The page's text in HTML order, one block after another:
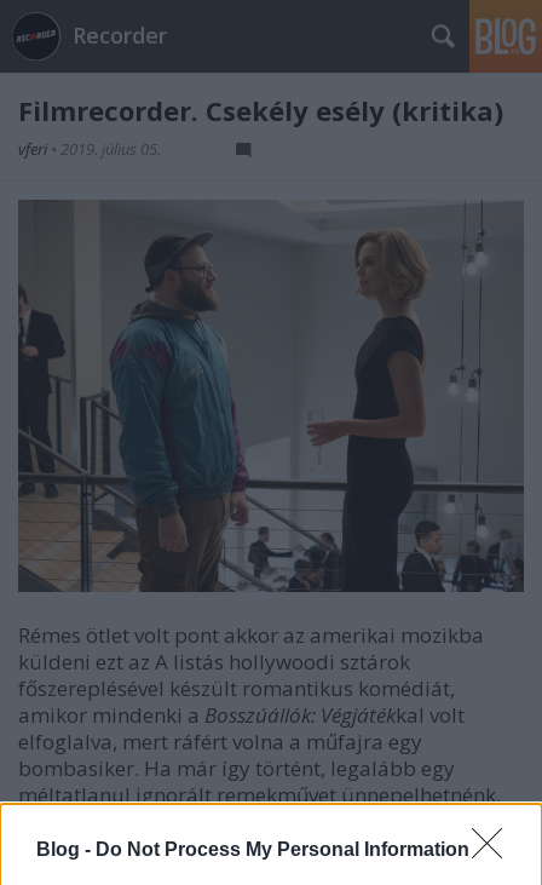
Blog - Do Not Process My Personal Information
Recorder
Filmrecorder. Csekély esély (kritika)
vferi • 2019. július 05.
Rémes ötlet volt pont akkor az amerikai mozikba
küldeni ezt az A listás hollywoodi sztárok
főszereplésével készült romantikus komédiát,
amikor mindenki a Bosszúállók: Végjátékkal volt
elfoglalva, mert ráfért volna a műfajra egy
bombasiker. Ha már így történt, legalább egy
méltatlanul ignorált remekművet ünnepelhetnénk,